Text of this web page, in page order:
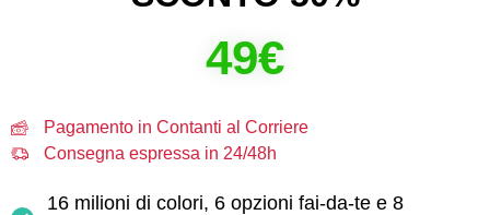
49€
Pagamento in Contanti al Corriere
Consegna espressa in 24/48h
16 milioni di colori, 6 opzioni fai-da-te e 8